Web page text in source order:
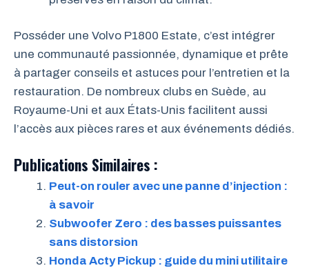
Posséder une Volvo P1800 Estate, c’est intégrer
une communauté passionnée, dynamique et prête
à partager conseils et astuces pour l’entretien et la
restauration. De nombreux clubs en Suède, au
Royaume-Uni et aux États-Unis facilitent aussi
l’accès aux pièces rares et aux événements dédiés.
Publications Similaires :
Peut-on rouler avec une panne d’injection :
à savoir
Subwoofer Zero : des basses puissantes
sans distorsion
Honda Acty Pickup : guide du mini utilitaire